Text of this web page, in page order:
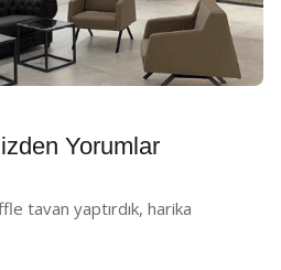
Yorumlar
tavan yaptırdık, harika